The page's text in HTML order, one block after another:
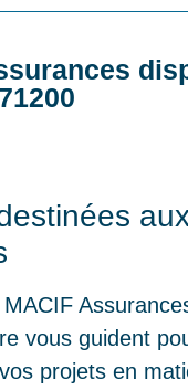
MACIF
vous guident
vos projets en